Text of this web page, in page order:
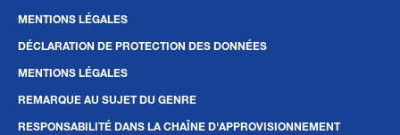
MENTIONS LÉGALES
DÉCLARATION DE PROTECTION DES DONNÉES
MENTIONS LÉGALES
REMARQUE AU SUJET DU GENRE
RESPONSABILITÉ DANS LA CHAÎNE D'APPROVISIONNEMENT